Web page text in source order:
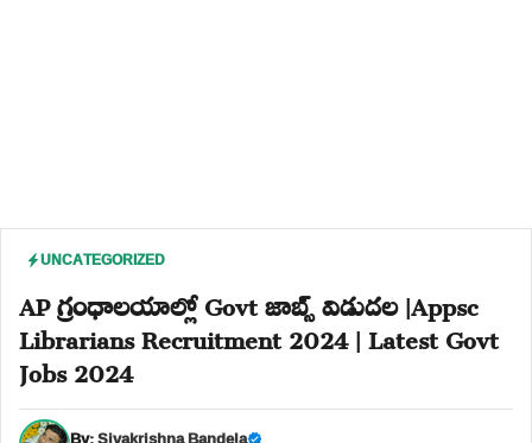
UNCATEGORIZED
AP గ్రంధాలయాల్లో Govt జాబ్స్ విడుదల |Appsc
Librarians Recruitment 2024 | Latest Govt
Jobs 2024